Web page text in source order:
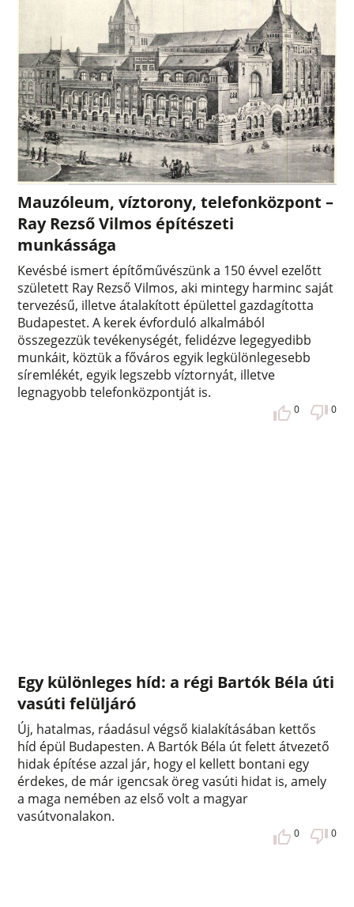
Mauzóleum, víztorony, telefonközpont –
Ray Rezső Vilmos építészeti
munkássága
Kevésbé ismert építőművészünk a 150 évvel ezelőtt
született Ray Rezső Vilmos, aki mintegy harminc saját
tervezésű, illetve átalakított épülettel gazdagította
Budapestet. A kerek évforduló alkalmából
összegezzük tevékenységét, felidézve legegyedibb
munkáit, köztük a főváros egyik legkülönlegesebb
síremlékét, egyik legszebb víztornyát, illetve
legnagyobb telefonközpontját is.
0 0
Egy különleges híd: a régi Bartók Béla úti
vasúti felüljáró
Új, hatalmas, ráadásul végső kialakításában kettős
híd épül Budapesten. A Bartók Béla út felett átvezető
hidak építése azzal jár, hogy el kellett bontani egy
érdekes, de már igencsak öreg vasúti hidat is, amely
a maga nemében az első volt a magyar
vasútvonalakon.
0 0